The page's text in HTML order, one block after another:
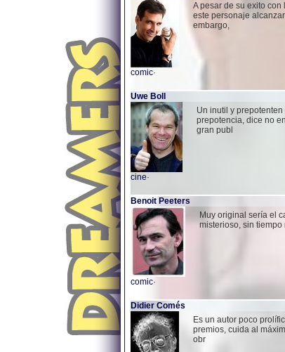
A pesar de su exito
este personaje
embargo,
comic·
Uwe Boll
Un inutil y
prepotencia, dice no
gran publ
cine·
Benoit Peeters
Muy original sería el
misterioso, sin
comic·
Didier Comés
Es un autor poco
premios, cuida al
obr